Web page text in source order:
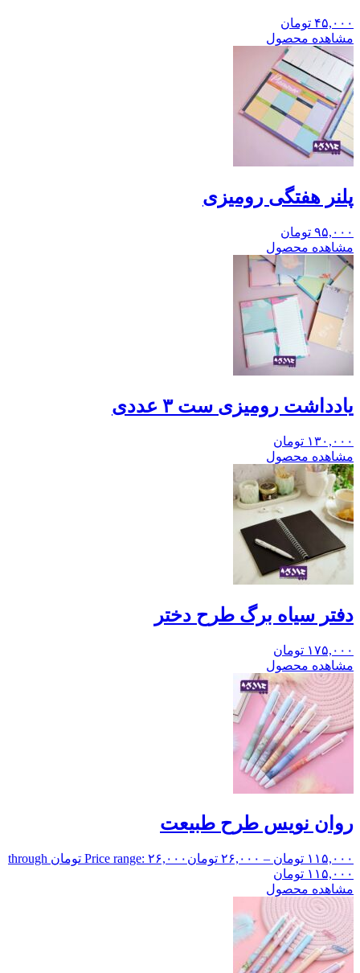
۴۵,۰۰۰ تومان
مشاهده محصول
پلنر هفتگی رومیزی
۹۵,۰۰۰ تومان
مشاهده محصول
یادداشت رومیزی ست ۳ عددی
۱۳۰,۰۰۰ تومان
مشاهده محصول
دفتر سیاه برگ طرح دختر
۱۷۵,۰۰۰ تومان
مشاهده محصول
روان‌ نویس طرح طبیعت
۱۱۵,۰۰۰ تومان – ۲۶,۰۰۰ تومان
Price range: ۲۶,۰۰۰ تومان through
۱۱۵,۰۰۰ تومان
مشاهده محصول